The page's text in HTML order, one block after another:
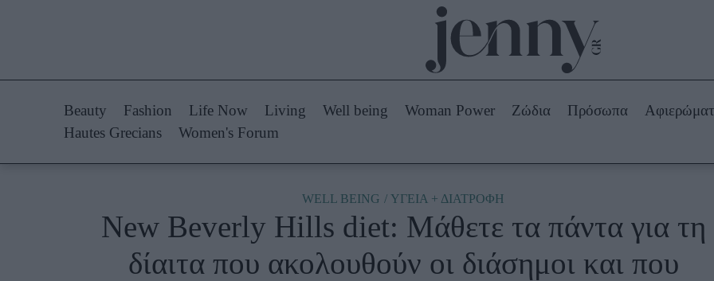
Styling Tips
Fashion News
Beauty -
Ομορφιά
Skincare
Μακιγιάζ
Woman Power Πρόσωπα Ζώδια
Beauty Fashion Life Now Living Well being Woman Power Ζώδια Πρόσωπα
Hautes Grecians
Women's Forum
WELL BEING ΥΓΕΙΑ + ΔΙΑΤΡΟΦΗ
New Beverly Ηills diet: Μάθετε τα πάντα για τη
δίαιτα που ακολουθούν οι διάσημοι και που